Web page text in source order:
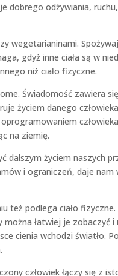
dobrego odżywiania,
wegetarianinami.
gdyż inne ciała są w
niż ciało fizyczne.
Świadomość zawiera
życiem danego
na ziemię.
życiem naszych
i ograniczeń, daje nam
też podlega ciało
łatwiej je zobaczyć i
cienia wchodzi światło.
człowiek łączy się z